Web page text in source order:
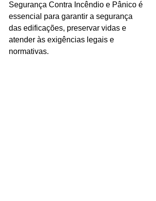
Segurança Contra Incêndio e Pânico é
essencial para garantir a segurança
das edificações, preservar vidas e
atender às exigências legais e
normativas.